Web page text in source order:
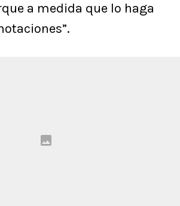
a medida que lo haga